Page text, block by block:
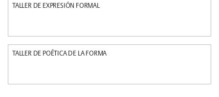
TALLER DE EXPRESIÓN FORMAL
TALLER DE POÉTICA DE LA FORMA